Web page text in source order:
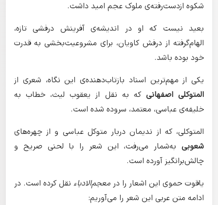
شکوه ازدست‌رفته‌ی ملوک عجم امید داشت.
بعید نیست که او در اندیشه‌ی آفرینش درفشی تازه،
الهام‌گرفته از درفش کاویان، برای مشروعیت‌بخشی به قدرت
خود بوده باشد.
یکی از مهم‌ترین اسناد بازتاب‌دهنده‌ی این نگاه، شعری از
المتوکلی اصفهانی که به نقل از یعقوب لیث، خطاب به
خلیفه‌ی عباسی، معتمد، سروده شده است.
المتوکلی، که از ندیمان دربار متوکل عباسی و از چهره‌های
شعوبی به‌شمار می‌رفت، این شعر را با لحنی صریح و
چالش‌برانگیز آورده است.
یاقوت حموی این اشعار را در معجم‌الادباء نقل کرده است. در
ادامه متن عربی این شعر را می‌آوریم: